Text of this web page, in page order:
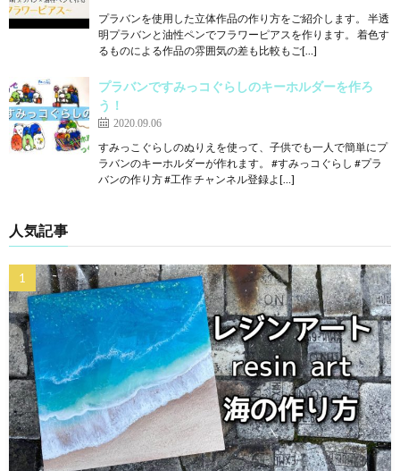
プラバンを使用した立体作品の作り方をご紹介します。 半透
明プラバンと油性ペンでフラワーピアスを作ります。 着色す
るものによる作品の雰囲気の差も比較もご[…]
プラバンですみっコぐらしのキーホルダーを作ろ
う！
2020.09.06
すみっこぐらしのぬりえを使って、子供でも一人で簡単にプ
ラバンのキーホルダーが作れます。 #すみっコぐらし #プラ
バンの作り方 #工作 チャンネル登録よ[…]
人気記事